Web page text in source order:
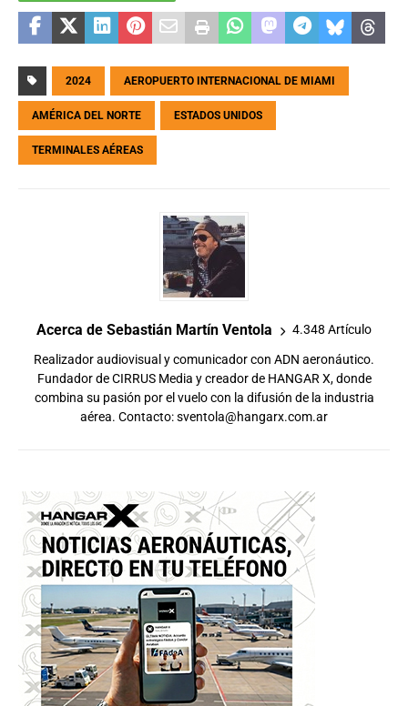
2024 AEROPUERTO INTERNACIONAL DE MIAMI
AMÉRICA DEL NORTE ESTADOS UNIDOS
TERMINALES AÉREAS
Acerca de Sebastián Martín Ventola 4.348 Artículo
Realizador audiovisual y comunicador con ADN aeronáutico.
Fundador de CIRRUS Media y creador de HANGAR X, donde
combina su pasión por el vuelo con la difusión de la industria
aérea. Contacto:sventola@hangarx.com.ar